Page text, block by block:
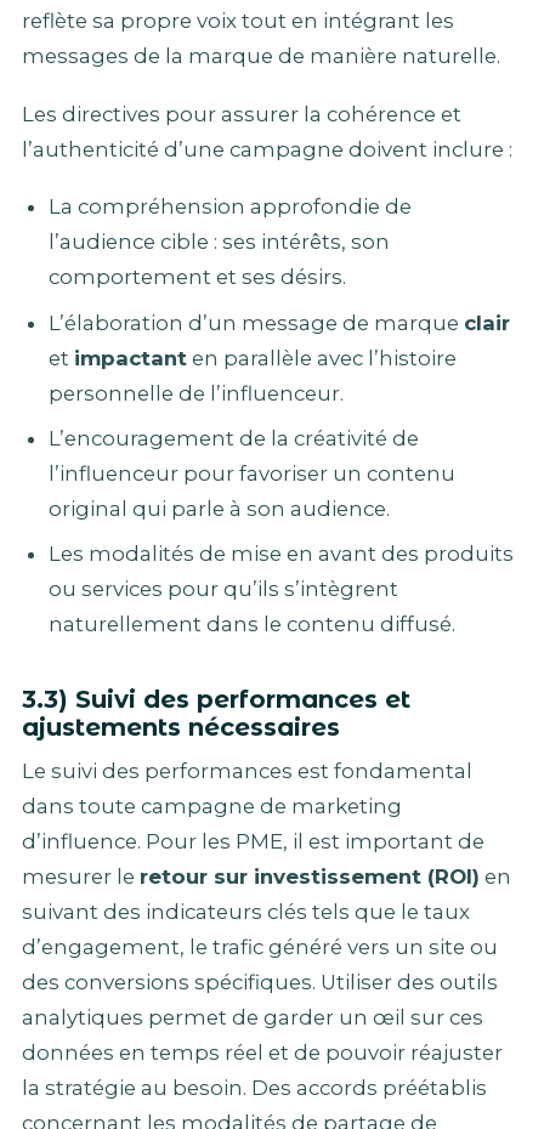
reflète sa propre voix tout en intégrant les
messages de la marque de manière naturelle.
Les directives pour assurer la cohérence et
l’authenticité d’une campagne doivent inclure :
La compréhension approfondie de
l’audience cible : ses intérêts, son
comportement et ses désirs.
L’élaboration d’un message de marque clair
et impactanten parallèle avec l’histoire
personnelle de l’influenceur.
L’encouragement de la créativité de
l’influenceur pour favoriser un contenu
original qui parle à son audience.
Les modalités de mise en avant des produits
ou services pour qu’ils s’intègrent
naturellement dans le contenu diffusé.
3.3) Suivi des performances et
ajustements nécessaires
Le suivi des performances est fondamental
dans toute campagne de marketing
d’influence. Pour les PME, il est important de
mesurer le retour sur investissement (ROI) en
suivant des indicateurs clés tels que le taux
d’engagement, le trafic généré vers un site ou
des conversions spécifiques. Utiliser des outils
analytiques permet de garder un œil sur ces
données en temps réel et de pouvoir réajuster
la stratégie au besoin. Des accords préétablis
concernant les modalités de partage de